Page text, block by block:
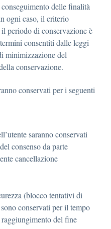
delle finalità
ogni caso, il criterio
periodo di conservazione è
consentiti dalle leggi
minimizzazione del
conservazione.
conservati per i seguenti
saranno conservati
consenso da parte
cancellazione
(blocco tentativi di
conservati per il tempo
raggiungimento del fine